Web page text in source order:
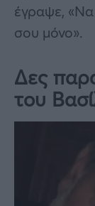
έγραψε,
σου μόνο».
Δες
του